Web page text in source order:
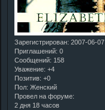
Зарегистрирован: 2007-06-07
Приглашений: 0
Сообщений: 158
Уважение: +4
Позитив: +0
Пол: Женский
Провел на форуме:
2 дня 18 часов